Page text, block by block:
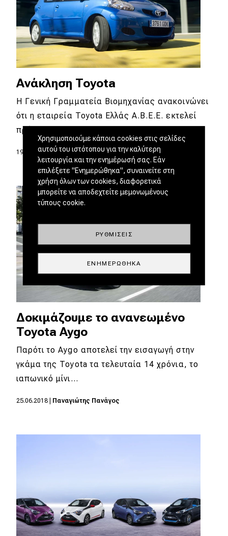
Ανάκληση Toyota
Η Γενική Γραμματεία Βιομηχανίας ανακοινώνει
ότι η εταιρεία Toyota Ελλάς A.B.E.E. εκτελεί
πρόγραμμα…
19.11.2018|DRIVE Team
Δοκιμάζουμε το ανανεωμένο
Toyota Aygo
Παρότι το Aygo αποτελεί την εισαγωγή στην
γκάμα της Toyota τα τελευταία 14 χρόνια, το
ιαπωνικό μίνι…
25.06.2018 Παναγιώτης Πανάγος
Χρησιμοποιούμε κάποια cookies στις σελίδες
αυτού του ιστότοπου για την καλύτερη
λειτουργία και την ενημέρωσή σας. Εάν
επιλέξετε "Ενημερώθηκα", συναινείτε στη
χρήση όλων των cookies, διαφορετικά
μπορείτε να αποδεχτείτε μεμονωμένους
τύπους cookie.
ΡΥΘΜΊΣΕΙΣ
ΕΝΗΜΕΡΏΘΗΚΑ